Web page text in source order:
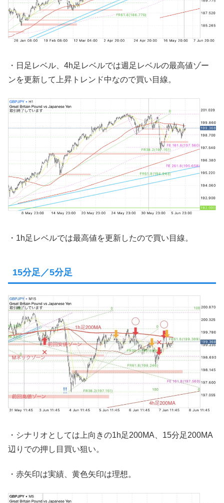
・日足レベル、4h足レベルでは週足レベルの最高値ゾー
ンを更新して上昇トレンド中なので買い目線。
・1h足レベルでは最高値を更新したので買い目線。
15分足／5分足
・シナリオとしては上向きの1h足200MA、15分足200MA
辺りでの押し目買い狙い。
・赤矢印は実績、黄色矢印は理想。